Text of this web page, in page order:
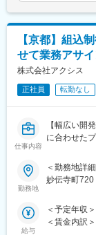
るための工
・少数精鋭
やりがいの
■当社の特徴：
創業100年と
た、歯科業
現場で必要
初の開発に
統の技術と
工歯分野及
唯一の東証
にマーケッ
国内の2倍
【京都】組込
せて業務アサイ
株式会社アクシス
正社員 転勤なし
仕事内容
【幅広い開
に合わせた
組込みソフ
ア、インフ
※志向性に
す。
勤務地
＜勤務地詳
妙伝寺町720
給与
＜予定年収
＜賃金内訳